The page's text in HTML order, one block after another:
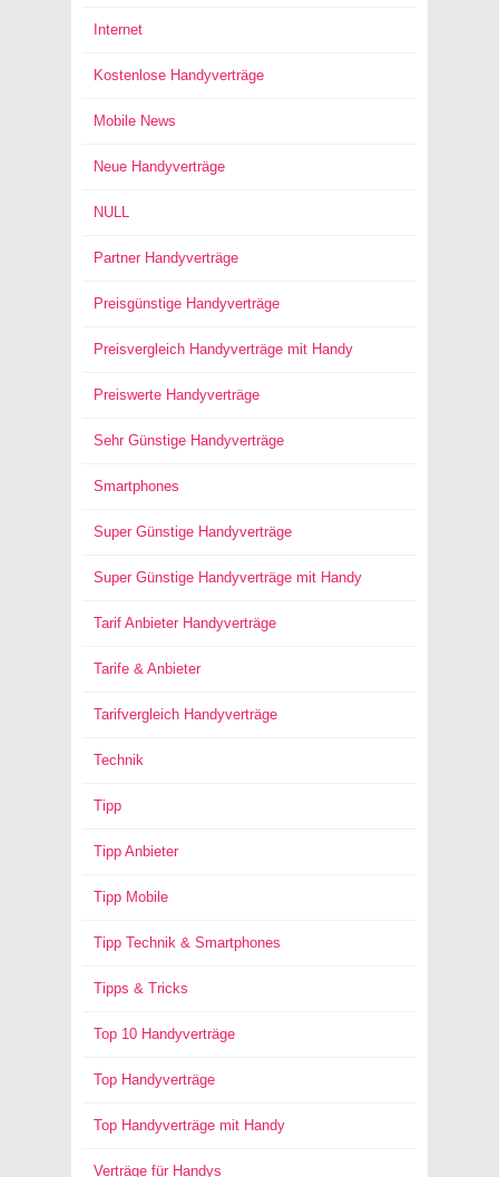
Internet
Kostenlose Handyverträge
Mobile News
Neue Handyverträge
NULL
Partner Handyverträge
Preisgünstige Handyverträge
Preisvergleich Handyverträge mit Handy
Preiswerte Handyverträge
Sehr Günstige Handyverträge
Smartphones
Super Günstige Handyverträge
Super Günstige Handyverträge mit Handy
Tarif Anbieter Handyverträge
Tarife & Anbieter
Tarifvergleich Handyverträge
Technik
Tipp
Tipp Anbieter
Tipp Mobile
Tipp Technik & Smartphones
Tipps & Tricks
Top 10 Handyverträge
Top Handyverträge
Top Handyverträge mit Handy
Verträge für Handys